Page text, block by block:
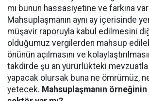
mı bunun hassasiyetine ve farkına
Mahsuplaşmanın aynı ay içerisinde
müşavir raporuyla kabul edilmesini
olduğumuz vergilerden mahsup
önünün açılmasını ve
takdirde şu an yürürlükteki
yapacak olursak buna ne ömrümüz,
yetecek. Mahsuplaşmanın örneğinin